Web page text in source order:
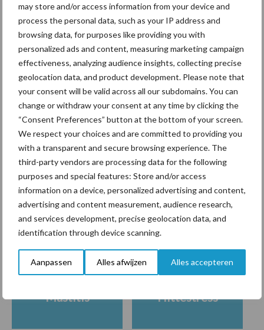
may store and/or access information from your device and
process the personal data, such as your IP address and
browsing data, for purposes like providing you with
personalized ads and content, measuring marketing campaign
effectiveness, analyzing audience insights, collecting precise
geolocation data, and product development. Please note that
your consent will be valid across all our subdomains. You can
change or withdraw your consent at any time by clicking the
“Consent Preferences” button at the bottom of your screen.
We respect your choices and are committed to providing you
with a transparent and secure browsing experience. The
third-party vendors are processing data for the following
purposes and special features: Store and/or access
information on a device, personalized advertising and content,
advertising and content measurement, audience research,
and services development, precise geolocation data, and
identification through device scanning.
Aanpassen Alles afwijzen Alles accepteren
Drie Franse bedrijven over
de grens van 14.000
kilogram melk
Pöttinger introduceert
compacte dubbelrotor-
Themapagina's
Diergezondheid Bemesting Fokkerij
Mastitis Hittestress